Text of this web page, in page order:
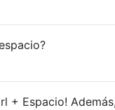
+ Espacio!